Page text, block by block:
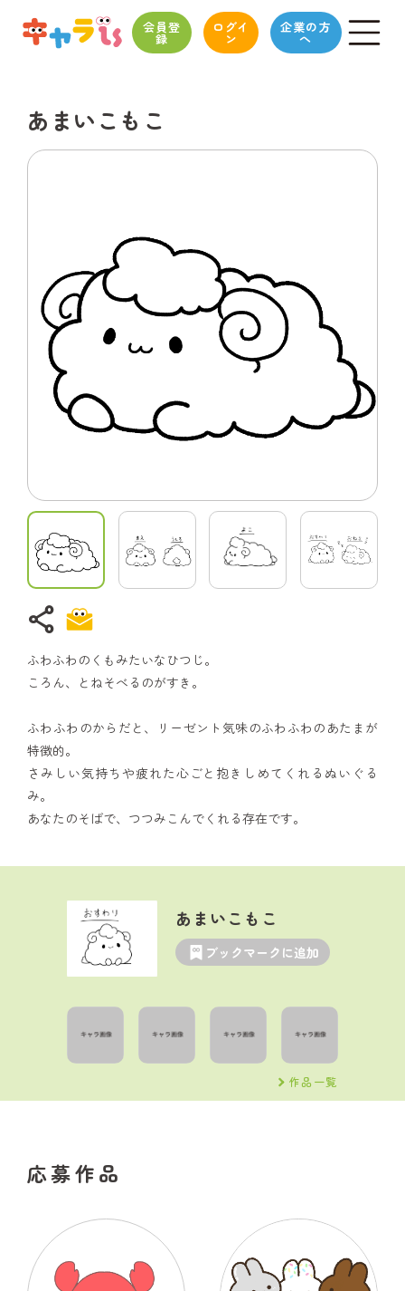
会員登
録
ログイ
ン
企業の方
へ
あまいこもこ
share
ふわふわのくもみたいなひつじ。
ころん、とねそべるのがすき。
ふわふわのからだと、リーゼント気味のふわふわのあたまが
特徴的。
さみしい気持ちや疲れた心ごと抱きしめてくれるぬいぐる
み。
あなたのそばで、つつみこんでくれる存在です。
あまいこもこ
ブックマークに追加
作品一覧
応募作品